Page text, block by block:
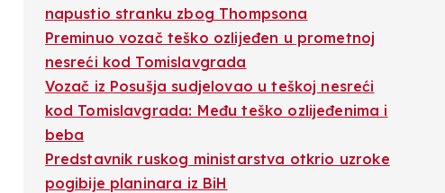
napustio stranku zbog Thompsona
Preminuo vozač teško ozlijeđen u prometnoj
nesreći kod Tomislavgrada
Vozač iz Posušja sudjelovao u teškoj nesreći
kod Tomislavgrada: Među teško ozlijeđenima i
beba
Predstavnik ruskog ministarstva otkrio uzroke
pogibije planinara iz BiH